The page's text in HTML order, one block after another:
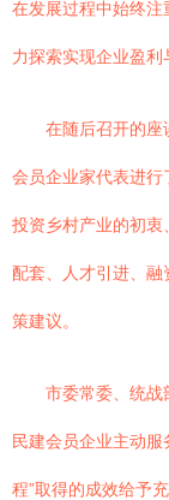
在发展过程中始终
力探索实现企业盈利
在随后召开的座
会员企业家代表进行
投资乡村产业的初
配套、人才引进、
策建议。
市委常委、统战
民建会员企业主动
程”取得的成效给予